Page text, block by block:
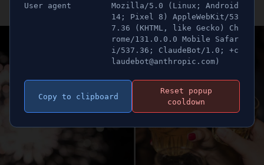
Publicerad 23 december 2021 01:00
Uppdaterad 16 juni 2026 22:58
User agent
Mozilla/5.0 (Linux; Android
14; Pixel 8) AppleWebKit/53
7.36 (KHTML, like Gecko) Ch
rome/131.0.0.0 Mobile Safar
i/537.36; ClaudeBot/1.0; +c
laudebot@anthropic.com)
Copy to clipboard
Reset popup
cooldown